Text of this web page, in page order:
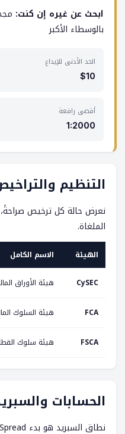
ابحث عن غيره إن كنت:
بالوسطاء الأكبر
الحد الأدنى للإيداع
$10
أقصى رافعة
1:2000
التنظيم
نعرض حالة كل ترخيص
الملغاة.
الهيئة الاسم الكامل
CySEC هيئة الأوراق
FCA هيئة السلوك
FSCA هيئة سلوك
الحسابات